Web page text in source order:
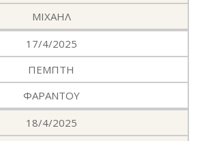
ΜΙΧΑΗΛ
17/4/2025
ΠΕΜΠΤΗ
ΦΑΡΑΝΤΟΥ
18/4/2025